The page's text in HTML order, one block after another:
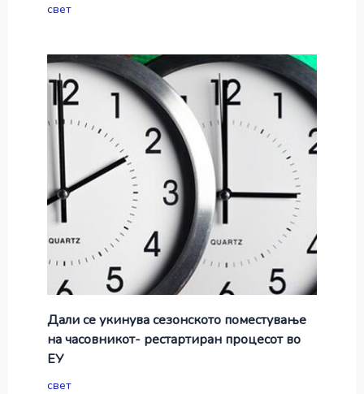
свет
Дали се укинува сезонското поместување
на часовникот- рестартиран процесот во
ЕУ
свет